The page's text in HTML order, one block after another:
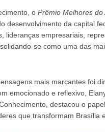
o Prêmio Melhores do
desenvolvimento da capital
lideranças empresariais,
se como uma das
mais marcantes foi
emocionado e reflexivo,
destacou o
que transformam Brasília